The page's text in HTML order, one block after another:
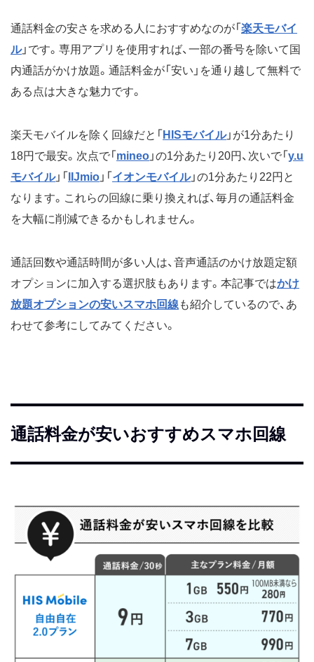
通話料金の安さを求める人におすすめなのが「 楽天モバイ
ル」です。専用アプリを使用すれば、一部の番号を除いて国
内通話がかけ放題。通話料金が「安い」を通り越して無料で
ある点は大きな魅力です。
楽天モバイルを除く回線だと「 HISモバイル」が1分あたり
18円で最安。次点で「 mineo 」の1分あたり20円、次いで「 y.u
モバイル」「 IIJmio 」「 イオンモバイル」の1分あたり22円と
なります。これらの回線に乗り換えれば、毎月の通話料金
を大幅に削減できるかもしれません。
通話回数や通話時間が多い人は、音声通話のかけ放題定額
オプションに加入する選択肢もあります。本記事ではかけ
放題オプションの安いスマホ回線も紹介しているので、あ
わせて参考にしてみてください。
通話料金が安いおすすめスマホ回線